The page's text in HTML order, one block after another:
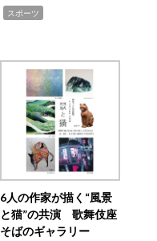
スポーツ
6人の作家が描く“風景
と猫”の共演 歌舞伎座
そばのギャラリー